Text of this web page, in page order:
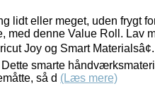
lidt eller meget, uden frygt
med denne Value Roll. Lav
Joy og Smart
smarte
så d (Læs mere)